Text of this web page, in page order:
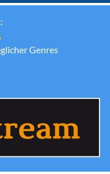
Genres